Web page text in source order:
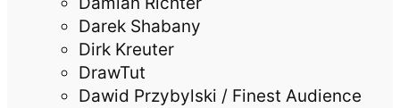
Darek Shabany
Dirk Kreuter
DrawTut
Dawid Przybylski / Finest Audience